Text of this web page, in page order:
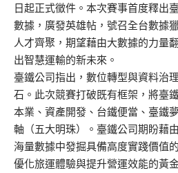
日起正式徵件。本次賽事首度釋出
數據，廣發英雄帖，號召全台數據
人才齊聚，期望藉由大數據的力量
出智慧運輸的新未來。
臺鐵公司指出，數位轉型與資料治
石。此次競賽打破既有框架，將臺
本業、資產開發、台鐵便當、臺鐵
軸（五大明珠）。臺鐵公司期盼藉
海量數據中發掘具備高度實踐價值
優化旅運體驗與提升營運效能的黃